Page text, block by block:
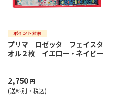
プリマ ロゼッタ フェイスタ
オル２枚 イエロー・ネイビー
2,750円
(送料別・税込)